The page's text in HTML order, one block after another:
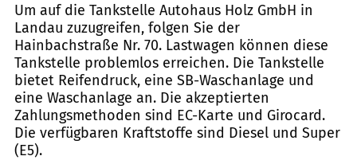
Um auf die Tankstelle Autohaus Holz GmbH in
Landau zuzugreifen, folgen Sie der
Hainbachstraße Nr. 70. Lastwagen können diese
Tankstelle problemlos erreichen. Die Tankstelle
bietet Reifendruck, eine SB-Waschanlage und
eine Waschanlage an. Die akzeptierten
Zahlungsmethoden sind EC-Karte und Girocard.
Die verfügbaren Kraftstoffe sind Diesel und Super
(E5).